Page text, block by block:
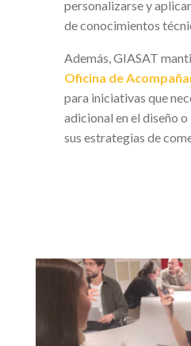
personalizarse y
de conocimientos
Además, GIASAT
Oficina de
para iniciativas que
adicional en el diseño
sus estrategias de